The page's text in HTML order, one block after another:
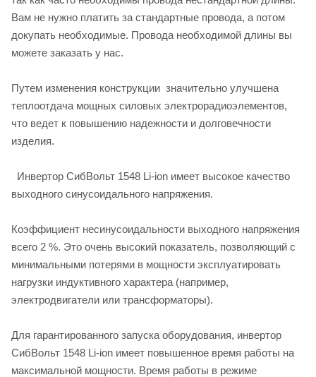
Вам не нужно платить за стандартные провода, а потом
докупать необходимые. Провода необходимой длины вы
можете заказать у нас.
Путем изменения конструкции значительно улучшена
теплоотдача мощных силовых электрорадиоэлементов,
что ведет к повышению надежности и долговечности
изделия.
Инвертор СибВольт 1548 Li-ion имеет высокое качество
выходного синусоидального напряжения.
Коэффициент несинусоидальности выходного напряжения
всего 2 %. Это очень высокий показатель, позволяющий с
минимальными потерями в мощности эксплуатировать
нагрузки индуктивного характера (например,
электродвигатели или трансформаторы).
Для гарантированного запуска оборудования, инвертор
СибВольт 1548 Li-ion имеет повышенное время работы на
максимальной мощности. Время работы в режиме